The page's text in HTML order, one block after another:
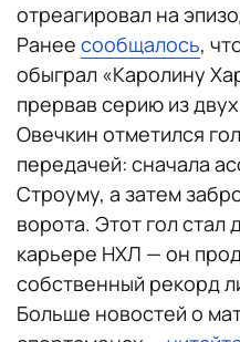
отреагировал на
Ранее сообщалось,
обыграл «Каролину
прервав серию из
Овечкин отметился
передачей: сначала
Строуму, а затем
ворота. Этот гол стал
карьере НХЛ — он
собственный рекорд
Больше новостей о